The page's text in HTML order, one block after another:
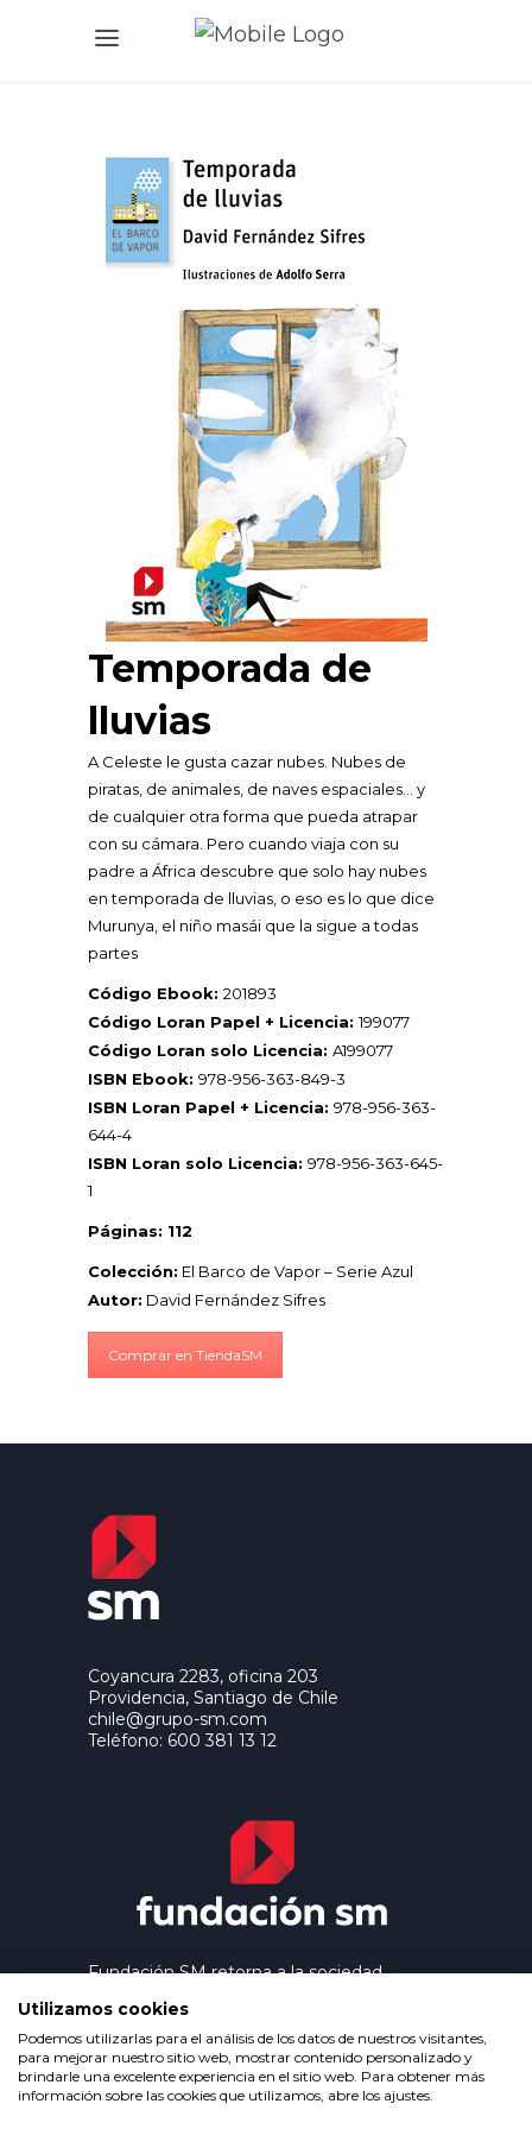
Temporada de
lluvias
A Celeste le gusta cazar nubes. Nubes de
piratas, de animales, de naves espaciales… y
de cualquier otra forma que pueda atrapar
con su cámara. Pero cuando viaja con su
padre a África descubre que solo hay nubes
en temporada de lluvias, o eso es lo que dice
Murunya, el niño masái que la sigue a todas
partes
Código Ebook: 201893
Código Loran Papel + Licencia:199077
Código Loran solo Licencia: A199077
ISBN Ebook: 978-956-363-849-3
ISBN Loran Papel + Licencia: 978-956-363-
644-4
ISBN Loran solo Licencia: 978-956-363-645-
1
Páginas: 112
Colección: El Barco de Vapor – Serie Azul
Autor: David Fernández Sifres
Comprar en TiendaSM
Coyancura 2283, oficina 203
Providencia, Santiago de Chile
chile@grupo-sm.com
Teléfono: 600 381 13 12
Fundación SM retorna a la sociedad
editorial de Ediciones SM, contribuyendo
así a extender la cultura y la educación a
los grupos más desfavorecidos.
Utilizamos cookies
Podemos utilizarlas para el análisis de los datos de nuestros visitantes,
para mejorar nuestro sitio web, mostrar contenido personalizado y
brindarle una excelente experiencia en el sitio web. Para obtener más
información sobre las cookies que utilizamos, abre los ajustes.